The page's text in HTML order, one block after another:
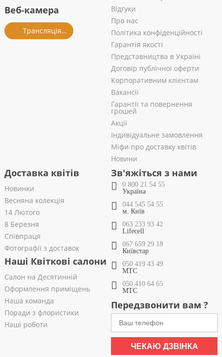
Веб-камера
Трансляція із салону
Відгуки
Про нас
Політика конфіденційності
Гарантія якості
Представництва в Україні
Договір публічної оферти
Корпоративним клієнтам
Вакансії
Гарантії та повернення
грошей
Акції
Індивідуальне замовлення
Міфи про доставку квітів
Новини
Доставка квітів
Новинки
Весняна колекція
14 Лютого
8 Березня
Співпраця
Фотографії з доставок
Наші Квіткові салони
Салон на Десятинній
Оформлення приміщень
Наша команда
Поради з флористики
Наші роботи
Зв'яжіться з нами
0 800 21 54 55
Україна
044 545 54 55
м. Київ
063 233 93 42
Lifecell
067 659 29 18
Київстар
050 419 43 49
МТС
050 410 64 65
МТС
Передзвонити вам ?
ЧЕКАЮ ДЗВІНКА